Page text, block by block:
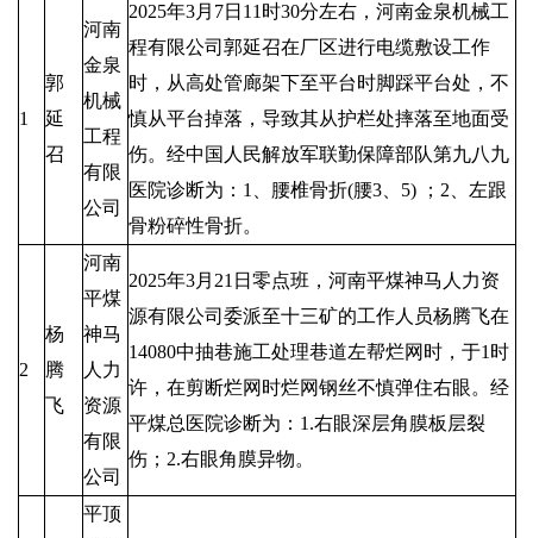
1
郭
延
召
河南
金泉
机械
工程
有限
公司
2025年3月7日11时30分左右，河南金泉机械工
程有限公司郭延召在厂区进行电缆敷设工作
时，从高处管廊架下至平台时脚踩平台处，不
慎从平台掉落，导致其从护栏处摔落至地面受
伤。经中国人民解放军联勤保障部队第九八九
医院诊断为：1、腰椎骨折(腰3、5) ；2、左跟
骨粉碎性骨折。
2
杨
腾
飞
河南
平煤
神马
人力
资源
有限
公司
2025年3月21日零点班，河南平煤神马人力资
源有限公司委派至十三矿的工作人员杨腾飞在
14080中抽巷施工处理巷道左帮烂网时，于1时
许，在剪断烂网时烂网钢丝不慎弹住右眼。经
平煤总医院诊断为：1.右眼深层角膜板层裂
伤；2.右眼角膜异物。
平顶